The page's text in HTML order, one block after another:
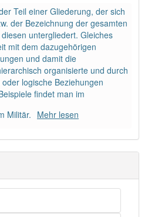
: 2
aber mit einem
haben den Artikel
Teil einer Gliederung, der sich
der Bezeichnung der gesamten
untergliedert. Gleiches
mit dem dazugehörigen
und damit die
organisierte und durch
logische Beziehungen
findet man im
Militär. Mehr lesen